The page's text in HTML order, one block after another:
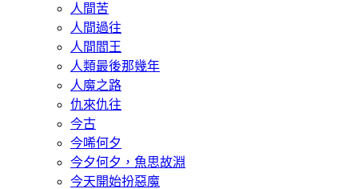
人間苦
人間過往
人間閻王
人類最後那幾年
人魔之路
仇來仇往
今古
今唏何夕
今夕何夕，魚思故淵
今天開始扮惡魔